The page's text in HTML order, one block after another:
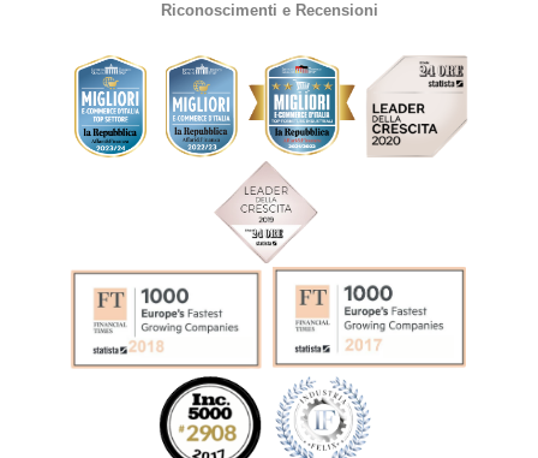
Riconoscimenti e Recensioni